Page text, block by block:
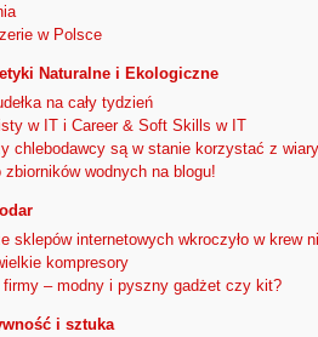
w Polsce
Naturalne i Ekologiczne
na cały tydzień
w IT i Career & Soft Skills w IT
chlebodawcy są w stanie korzystać z
wodnych na blogu!
sklepów internetowych wkroczyło w krew
kompresory
firmy – modny i pyszny gadżet czy kit?
i sztuka